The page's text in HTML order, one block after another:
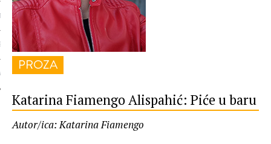
PROZA
Katarina Fiamengo Alispahić: Piće u baru
Autor/ica: Katarina Fiamengo